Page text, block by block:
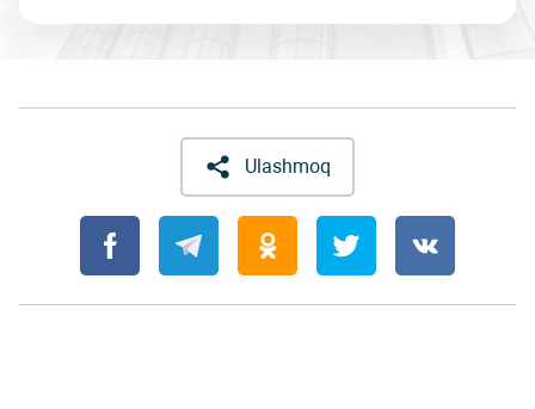
Ulashmoq